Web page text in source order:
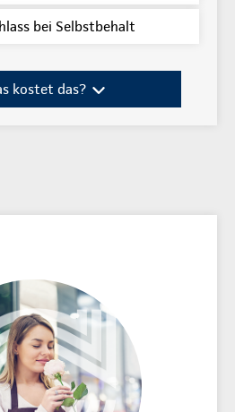
bei Selbstbehalt
kostet das?